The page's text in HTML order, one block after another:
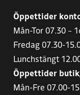
Öppettider
Mån-Tor 07.30 –
Fredag 07.30-
Lunchstängt
Öppettider
Mån-Fre 07.00-